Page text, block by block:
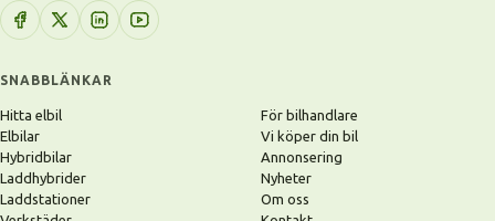
SNABBLÄNKAR
Hitta elbil
Elbilar
Hybridbilar
Laddhybrider
Laddstationer
För bilhandlare
Vi köper din bil
Annonsering
Nyheter
Om oss